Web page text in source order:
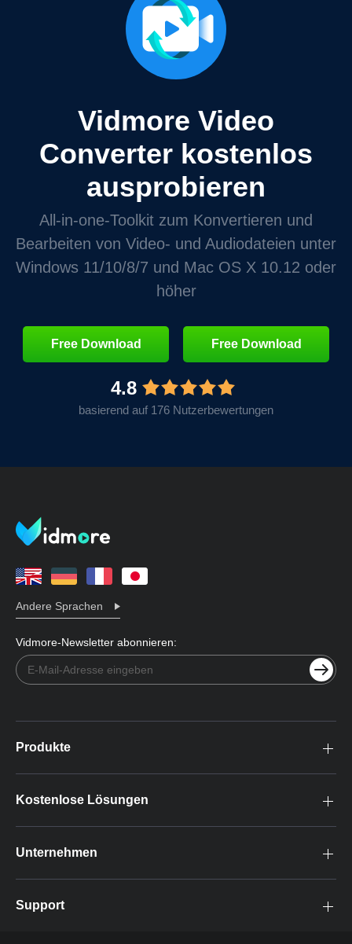
Vidmore Video
Converter kostenlos
ausprobieren
All‑in‑one‑Toolkit zum Konvertieren und
Bearbeiten von Video‑ und Audiodateien unter
Windows 11/10/8/7 und Mac OS X 10.12 oder
höher
Free Download Free Download
4.8
basierend auf 176 Nutzerbewertungen
Andere Sprachen
Vidmore-Newsletter abonnieren:
Produkte
Kostenlose Lösungen
Unternehmen
Support